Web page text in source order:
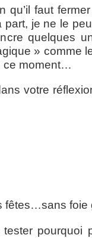
qu’il faut
je ne le
quelques
» comme
ce moment…
votre
fêtes…sans foie
pourquoi